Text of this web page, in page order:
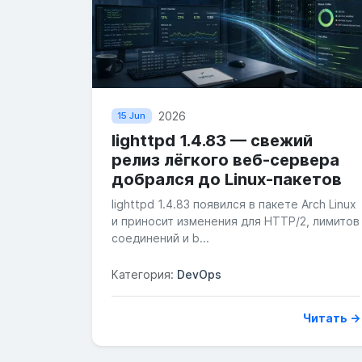
15 Jun 2026
lighttpd 1.4.83 — свежий
релиз лёгкого веб-сервера
добрался до Linux-пакетов
lighttpd 1.4.83 появился в пакете Arch Linux
и приносит изменения для HTTP/2, лимитов
соединений и b...
Категория: DevOps
Читать →